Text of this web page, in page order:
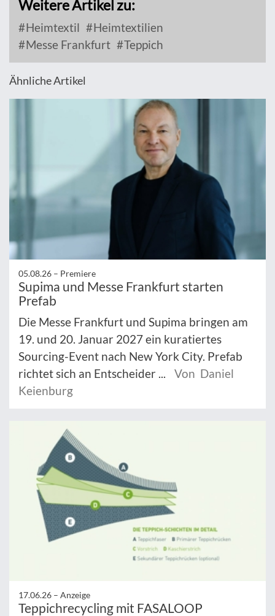
Weitere Artikel zu:
Heimtextil
Heimtextilien
Messe Frankfurt
Teppich
Ähnliche Artikel
05.08.26 – Premiere
Supima und Messe Frankfurt starten
Prefab
Die Messe Frankfurt und Supima bringen am
19. und 20. Januar 2027 ein kuratiertes
Sourcing-Event nach New York City. Prefab
richtet sich an Entscheider ...
Von Daniel
Keienburg
17.06.26 – Anzeige
Teppichrecycling mit FASALOOP